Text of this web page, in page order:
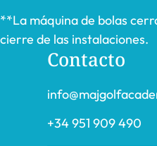
**La máquina de bolas
cierre de las instalaciones.
Contacto
+34 951 909 490